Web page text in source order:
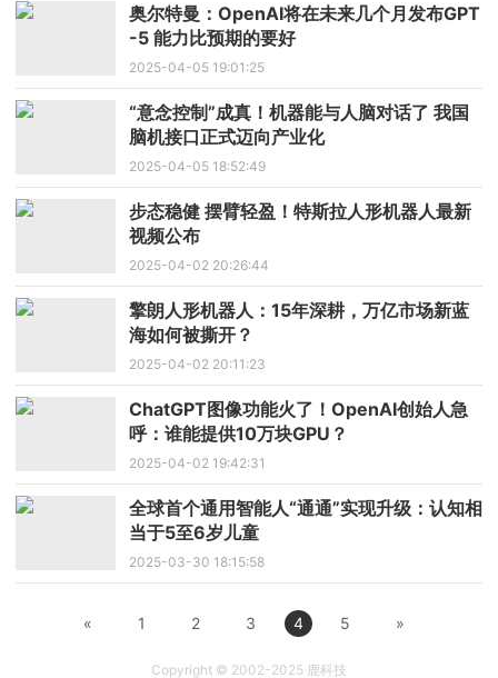
奥尔特曼：OpenAI将在未来几个月发布GPT
-5 能力比预期的要好
2025-04-05 19:01:25
“意念控制”成真！机器能与人脑对话了 我国
脑机接口正式迈向产业化
2025-04-05 18:52:49
步态稳健 摆臂轻盈！特斯拉人形机器人最新
视频公布
2025-04-02 20:26:44
擎朗人形机器人：15年深耕，万亿市场新蓝
海如何被撕开？
2025-04-02 20:11:23
ChatGPT图像功能火了！OpenAI创始人急
呼：谁能提供10万块GPU？
2025-04-02 19:42:31
全球首个通用智能人“通通”实现升级：认知相
当于5至6岁儿童
2025-03-30 18:15:58
« 1 2 3 4 5 »
Copyright © 2002-2025 鹿科技